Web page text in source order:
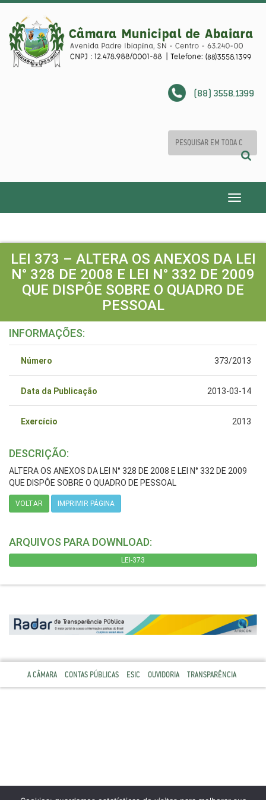
(88) 3558.1399
Toggle
LEI 373 – ALTERA OS ANEXOS DA LEI
N° 328 DE 2008 E LEI N° 332 DE 2009
QUE DISPÔE SOBRE O QUADRO DE
PESSOAL
INFORMAÇÕES:
Número 373/2013
Data da Publicação 2013-03-14
Exercício 2013
DESCRIÇÃO:
ALTERA OS ANEXOS DA LEI N° 328 DE 2008 E LEI N° 332 DE 2009
QUE DISPÔE SOBRE O QUADRO DE PESSOAL
VOLTAR IMPRIMIR PÁGINA
ARQUIVOS PARA DOWNLOAD:
LEI-373
A CÂMARA CONTAS PÚBLICAS ESIC OUVIDORIA TRANSPARÊNCIA